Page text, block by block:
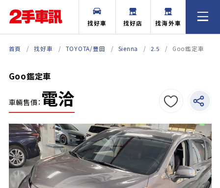
找好車 找好店 找海外車
首頁 找好車 TOYOTA/豐田 Sienna 2.5 Goo鑑定車
Goo鑑定車
車輛售價： 電洽